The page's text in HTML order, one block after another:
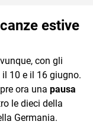
estive
con gli
10 e il 16 giugno.
ora una pausa
le dieci della
Germania.